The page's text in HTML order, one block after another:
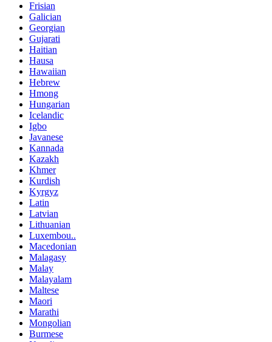
Frisian
Galician
Georgian
Gujarati
Haitian
Hausa
Hawaiian
Hebrew
Hmong
Hungarian
Icelandic
Igbo
Javanese
Kannada
Kazakh
Khmer
Kurdish
Kyrgyz
Latin
Latvian
Lithuanian
Luxembou..
Macedonian
Malagasy
Malay
Malayalam
Maltese
Maori
Marathi
Mongolian
Burmese